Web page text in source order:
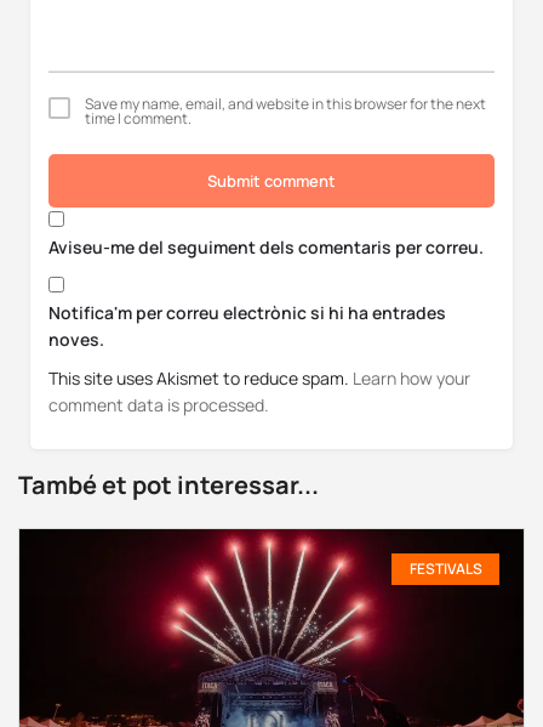
Save my name, email, and website in this browser for the next
time I comment.
Submit comment
Aviseu-me del seguiment dels comentaris per correu.
Notifica'm per correu electrònic si hi ha entrades
noves.
This site uses Akismet to reduce spam. Learn how your
comment data is processed.
També et pot interessar...
FESTIVALS